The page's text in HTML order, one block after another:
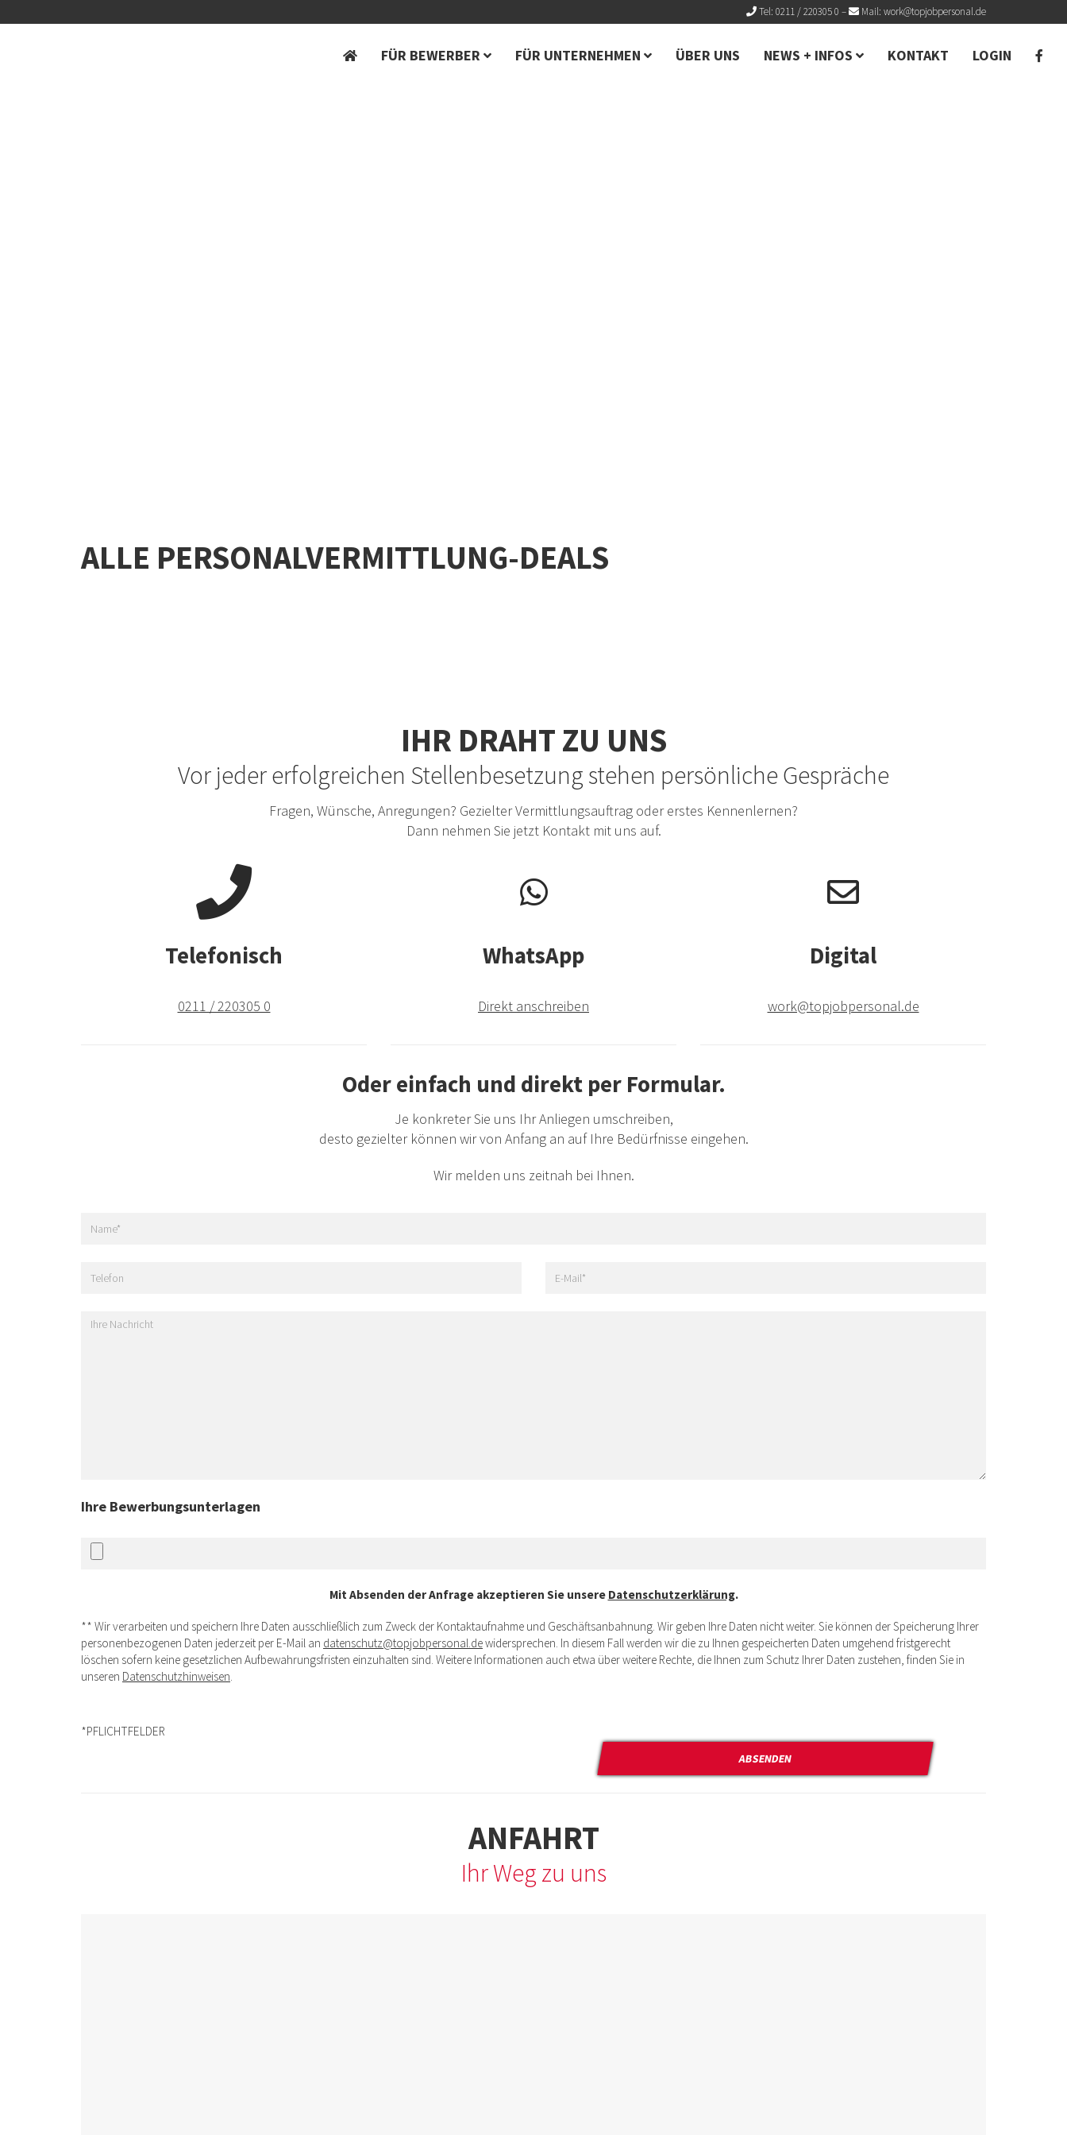
Tel: 0211 / 220305 0 – Mail: work@topjobpersonal.de
ALLE PERSONALVERMITTLUNG-DEALS
IHR DRAHT ZU UNS
Vor jeder erfolgreichen Stellenbesetzung stehen persönliche Gespräche
Fragen, Wünsche, Anregungen? Gezielter Vermittlungsauftrag oder erstes Kennenlernen?
Dann nehmen Sie jetzt Kontakt mit uns auf.
Telefonisch
0211 / 220305 0
WhatsApp
Direkt anschreiben
Digital
work@topjobpersonal.de
Oder einfach und direkt per Formular.
Je konkreter Sie uns Ihr Anliegen umschreiben,
desto gezielter können wir von Anfang an auf Ihre Bedürfnisse eingehen.
Wir melden uns zeitnah bei Ihnen.
Ihre Bewerbungsunterlagen
Mit Absenden der Anfrage akzeptieren Sie unsere Datenschutzerklärung.
** Wir verarbeiten und speichern Ihre Daten ausschließlich zum Zweck der Kontaktaufnahme und Geschäftsanbahnung. Wir geben Ihre Daten nicht weiter. Sie können der Speicherung Ihrer
personenbezogenen Daten jederzeit per E-Mail an datenschutz@topjobpersonal.dewidersprechen. In diesem Fall werden wir die zu Ihnen gespeicherten Daten umgehend fristgerecht
löschen sofern keine gesetzlichen Aufbewahrungsfristen einzuhalten sind. Weitere Informationen auch etwa über weitere Rechte, die Ihnen zum Schutz Ihrer Daten zustehen, finden Sie in
unseren Datenschutzhinweisen
*PFLICHTFELDER
ANFAHRT
Ihr Weg zu uns
FÜR BEWERBER FÜR UNTERNEHMEN ÜBER UNS NEWS + INFOS KONTAKT LOGIN